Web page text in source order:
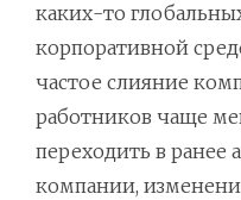
каких-то
корпоративной
частое слияние
работников чаще
переходить в
компании,